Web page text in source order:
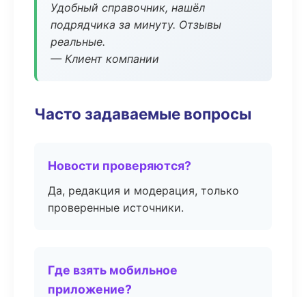
Удобный справочник, нашёл
подрядчика за минуту. Отзывы
реальные.
— Клиент компании
Часто задаваемые вопросы
Новости проверяются?
Да, редакция и модерация, только
проверенные источники.
Где взять мобильное
приложение?